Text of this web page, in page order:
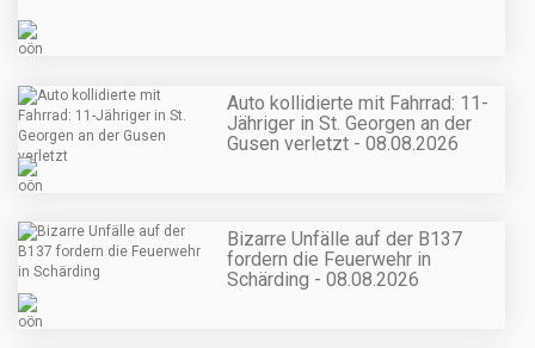
Auto kollidierte mit Fahrrad: 11-
Jähriger in St. Georgen an der
Gusen verletzt - 08.08.2026
Bizarre Unfälle auf der B137
fordern die Feuerwehr in
Schärding - 08.08.2026